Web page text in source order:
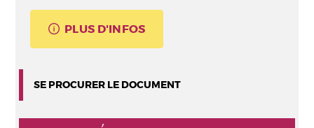
PLUS D'INFOS
SE PROCURER LE DOCUMENT